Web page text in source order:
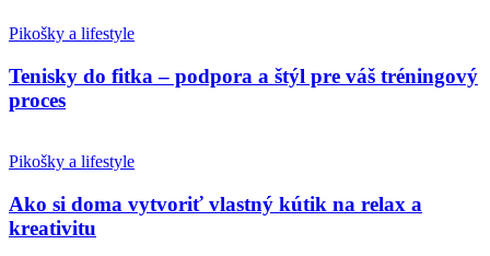
Pikošky a lifestyle
Tenisky do fitka – podpora a štýl pre váš tréningový
proces
Pikošky a lifestyle
Ako si doma vytvoriť vlastný kútik na relax a
kreativitu